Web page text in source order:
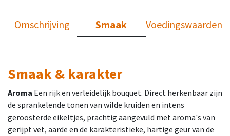
Omschrijving Smaak Voedingswaarden
Smaak & karakter
Aroma Een rijk en verleidelijk bouquet. Direct herkenbaar zijn
de sprankelende tonen van wilde kruiden en intens
geroosterde eikeltjes, prachtig aangevuld met aroma's van
gerijpt vet, aarde en de karakteristieke, hartige geur van de